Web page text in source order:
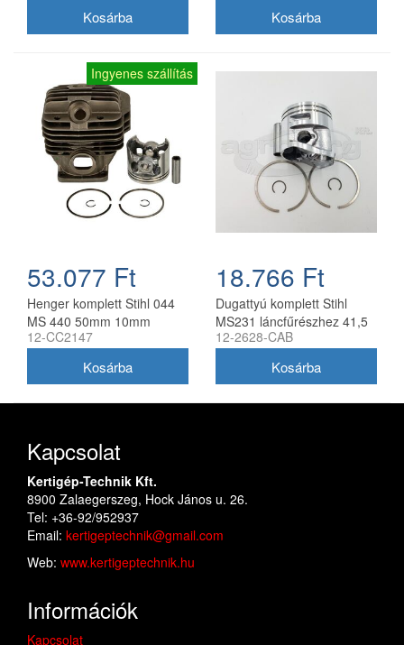
Ingyenes szállítás
53.077 Ft
Henger komplett Stihl 044
MS 440 50mm 10mm
csapszeggel utángyártott
12-CC2147
18.766 Ft
Dugattyú komplett Stihl
MS231 láncfűrészhez 41,5
mm utángyártott
12-2628-CAB
Kapcsolat
Kertigép-Technik Kft.
8900 Zalaegerszeg, Hock János u. 26.
Tel: +36-92/952937
Email: kertigeptechnik@gmail.com
Web: www.kertigeptechnik.hu
Információk
Kapcsolat